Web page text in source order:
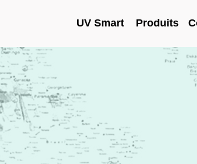
UV Smart Produits